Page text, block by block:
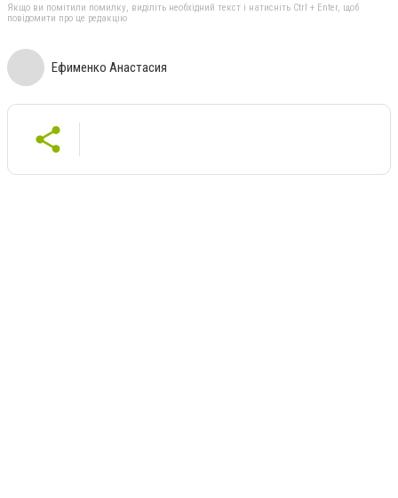
Якщо ви помітили помилку, виділіть необхідний текст і натисніть Ctrl + Enter, щоб
повідомити про це редакцію
Ефименко Анастасия